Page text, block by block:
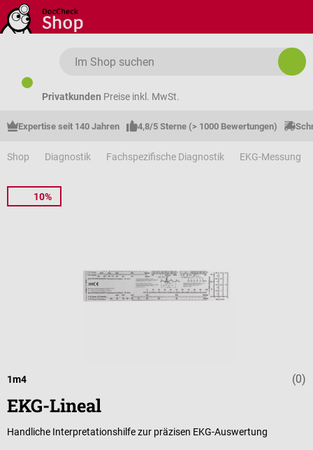
Zum Hauptinhalt springen
Privatkunden Preise inkl. MwSt.
Expertise seit 140 Jahren 4,8/5 Sterne (> 1000 Bewertungen)
Shop Diagnostik Fachspezifische Diagnostik EKG-Messung
10%
(0)
1m4
EKG-Lineal
Handliche Interpretationshilfe zur präzisen EKG-Auswertung